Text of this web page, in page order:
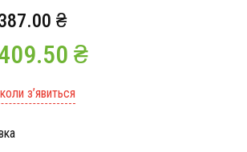
₴
₴
з’явиться